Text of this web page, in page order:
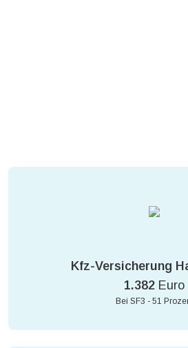
Kfz-Versicherung
1.382 Euro
Bei SF3 - 51